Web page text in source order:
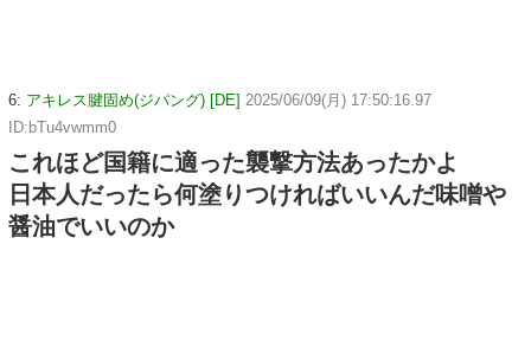
6: アキレス腱固め(ジパング) [DE] 2025/06/09(月) 17:50:16.97
ID:bTu4vwmm0
これほど国籍に適った襲撃方法あったかよ
日本人だったら何塗りつければいいんだ味噌や
醤油でいいのか